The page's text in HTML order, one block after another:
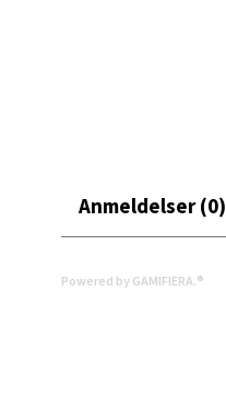
Anmeldelser (0)
Powered by GAMIFIERA.®